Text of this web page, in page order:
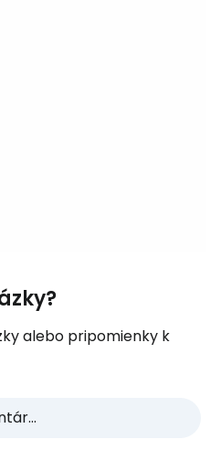
alebo pripomienky k